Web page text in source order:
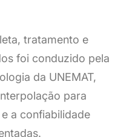
tratamento e
foi conduzido pela
da UNEMAT,
para
a confiabilidade